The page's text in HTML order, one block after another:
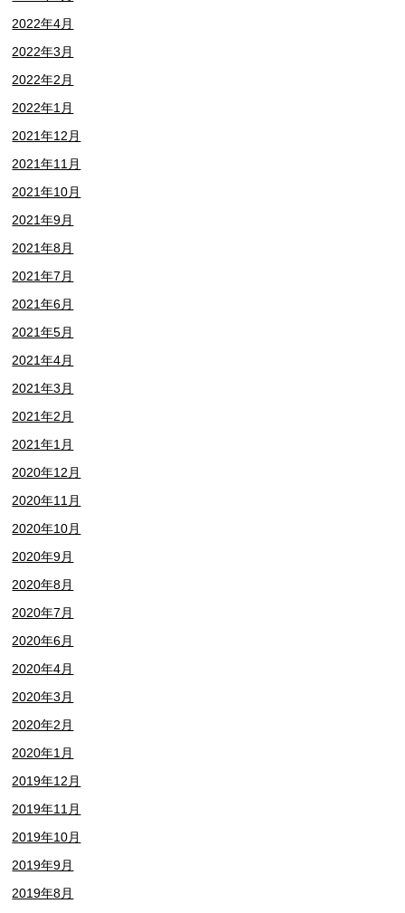
2022年4月
2022年3月
2022年2月
2022年1月
2021年12月
2021年11月
2021年10月
2021年9月
2021年8月
2021年7月
2021年6月
2021年5月
2021年4月
2021年3月
2021年2月
2021年1月
2020年12月
2020年11月
2020年10月
2020年9月
2020年8月
2020年7月
2020年6月
2020年4月
2020年3月
2020年2月
2020年1月
2019年12月
2019年11月
2019年10月
2019年9月
2019年8月